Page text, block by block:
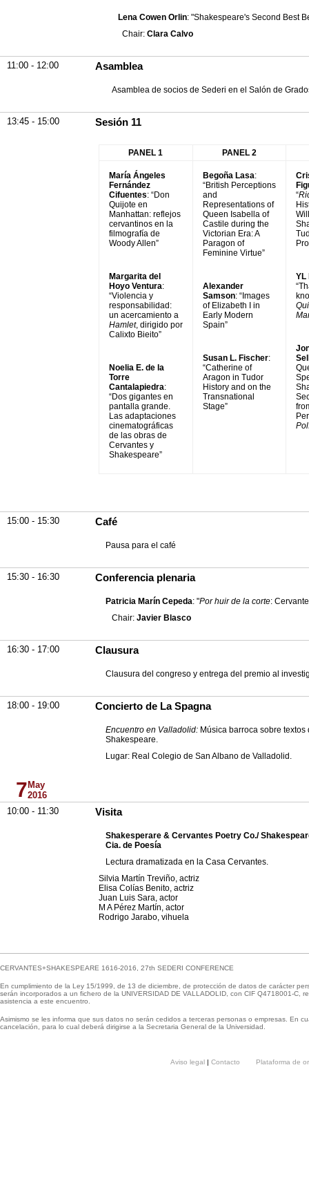
Lena Cowen Orlin: "Shakespeare's Second Best
Chair: Clara Calvo
11:00 - 12:00 Asamblea
Asamblea de socios de Sederi en el Salón de
13:45 - 15:00 Sesión 11
PANEL 1 PANEL 2
María Ángeles
Fernández
Cifuentes: “Don
Quijote en
Manhattan: reflejos
cervantinos en la
filmografía de
Woody Allen”
Margarita del
Hoyo Ventura:
“Violencia y
responsabilidad:
un acercamiento a
Hamlet, dirigido por
Calixto Bieito”
Noelia E. de la
Torre
Cantalapiedra:
“Dos gigantes en
pantalla grande.
Las adaptaciones
cinematográficas
de las obras de
Cervantes y
Shakespeare”
Begoña Lasa:
“British Perceptions
and
Representations of
Queen Isabella of
Castile during the
Victorian Era: A
Paragon of
Feminine Virtue”
Alexander
Samson: “Images
of Elizabeth I in
Early Modern
Spain”
Susan L. Fischer:
“Catherine of
Aragon in Tudor
History and on the
Transnational
Stage”
“
YL
15:00 - 15:30 Café
Pausa para el café
15:30 - 16:30 Conferencia plenaria
Patricia Marín Cepeda: "Por huir de la corte:
Chair: Javier Blasco
16:30 - 17:00 Clausura
Clausura del congreso y entrega del premio al
18:00 - 19:00 Concierto de La Spagna
Encuentro en Valladolid: Música barroca sobre textos
Shakespeare.
Lugar: Real Colegio de San Albano de Valladolid.
7 May
2016
10:00 - 11:30
Visita
Shakesperare & Cervantes Poetry Co./
Cia. de Poesía
Lectura dramatizada en la Casa Cervantes.
Silvia Martín Treviño, actriz
Elisa Colías Benito, actriz
Juan Luis Sara, actor
M A Pérez Martín, actor
Rodrigo Jarabo, vihuela
CERVANTES+SHAKESPEARE 1616-2016, 27th SEDERI CONFERENCE
En cumplimiento de la Ley 15/1999, de 13 de diciembre, de protección de datos de carácter
serán incorporados a un fichero de la UNIVERSIDAD DE VALLADOLID, con CIF Q4718001-
asistencia a este encuentro.
Asimismo se les informa que sus datos no serán cedidos a terceras personas o empresas. En
cancelación, para lo cual deberá dirigirse a la Secretaria General de la Universidad.
Aviso legal | Contacto Plataforma de